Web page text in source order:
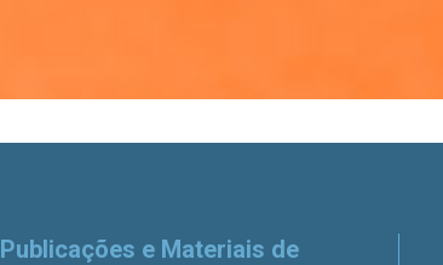
Publicações e Materiais de